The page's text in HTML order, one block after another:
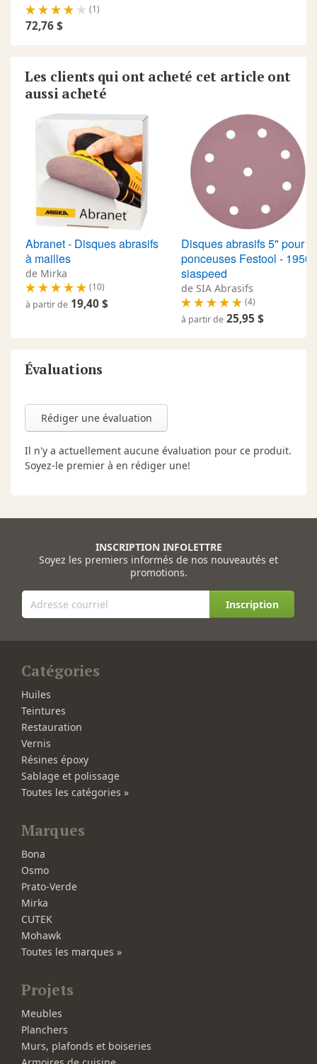
(1)
72,76 $
Les clients qui ont acheté cet article ont
aussi acheté
Abranet - Disques abrasifs
à mailles
de Mirka
(10)
à partir de 19,40 $
Disques abrasifs 5" pour
ponceuses Festool - 1950
siaspeed
de SIA Abrasifs
(4)
à partir de 25,95 $
Évaluations
Rédiger une évaluation
Il n'y a actuellement aucune évaluation pour ce produit.
Soyez-le premier à en rédiger une!
INSCRIPTION INFOLETTRE
Soyez les premiers informés de nos nouveautés et
promotions.
Inscription
Catégories
Huiles
Teintures
Restauration
Vernis
Résines époxy
Sablage et polissage
Toutes les catégories »
Marques
Bona
Osmo
Prato-Verde
Mirka
CUTEK
Mohawk
Toutes les marques »
Projets
Meubles
Planchers
Murs, plafonds et boiseries